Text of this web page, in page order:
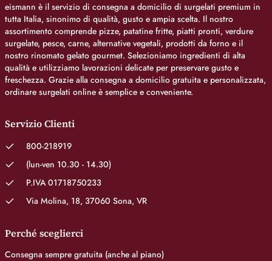
eismann è il servizio di consegna a domicilio di surgelati premium in
tutta Italia, sinonimo di qualità, gusto e ampia scelta. Il nostro
assortimento comprende pizze, patatine fritte, piatti pronti, verdure
surgelate, pesce, carne, alternative vegetali, prodotti da forno e il
nostro rinomato gelato gourmet. Selezioniamo ingredienti di alta
qualità e utilizziamo lavorazioni delicate per preservare gusto e
freschezza. Grazie alla consegna a domicilio gratuita e personalizzata,
ordinare surgelati online è semplice e conveniente.
Servizio Clienti
800-218919
(lun-ven 10.30 - 14.30)
P.IVA 01718750233
Via Molina, 18, 37060 Sona, VR
Perché sceglierci
Consegna sempre gratuita (anche al piano)